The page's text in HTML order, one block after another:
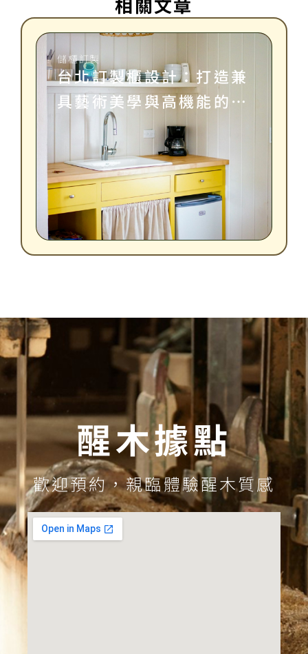
儲櫃訂製
台北訂製櫃設計：打造兼
具藝術美學與高機能的理
想居家收納
醒木據點
歡迎預約，親臨體驗醒木質感